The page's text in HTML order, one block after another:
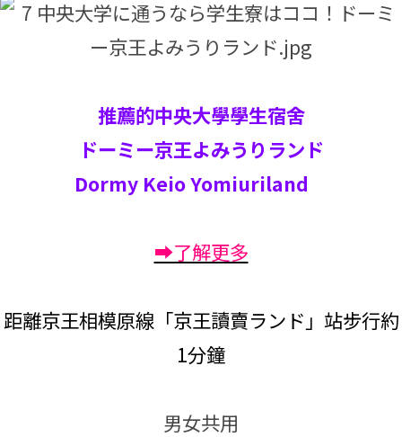
推薦的中央大學學生宿舍
ドーミー京王よみうりランド
Dormy Keio Yomiuriland
➡了解更多
距離京王相模原線「京王讀賣ランド」站步行約
1分鐘
男女共用